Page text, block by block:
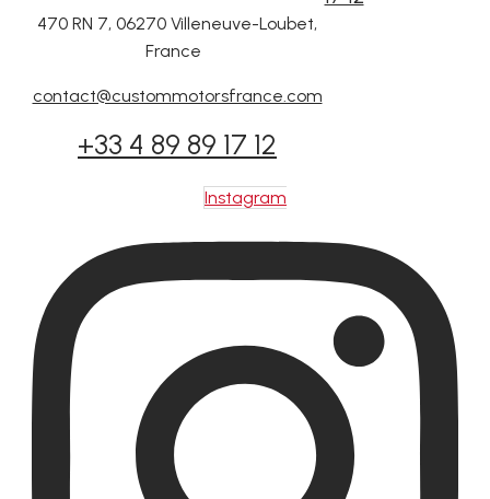
470 RN 7, 06270 Villeneuve-Loubet,
France
contact@custommotorsfrance.com
+33 4 89 89 17 12
Instagram